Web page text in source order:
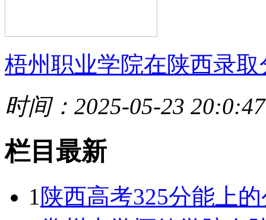
梧州职业学院在陕西录取
时间：2025-05-23 20:0:47
栏目最新
1陕西高考325分能上